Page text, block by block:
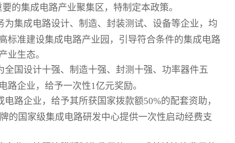
的集成电路产业聚集区，特制定本政策。
为集成电路设计、制造、封装测试、设备等企业，均
标准建设集成电路产业园，引导符合条件的集成电路
业生态。
国设计十强、制造十强、封测十强、功率器件五
路企业，给予一次性1亿元奖励。
路企业，给予其所获国家拨款额50%的配套资助，
的国家级集成电路研发中心提供一次性启动经费支